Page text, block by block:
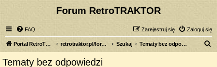
Forum RetroTRAKTOR
FAQ Zaloguj się
Zarejestruj się
Portal RetroTRAKTOR.pl retrotraktor.pl/forum Szukaj Tematy bez odpowiedzi
Tematy bez odpowiedzi